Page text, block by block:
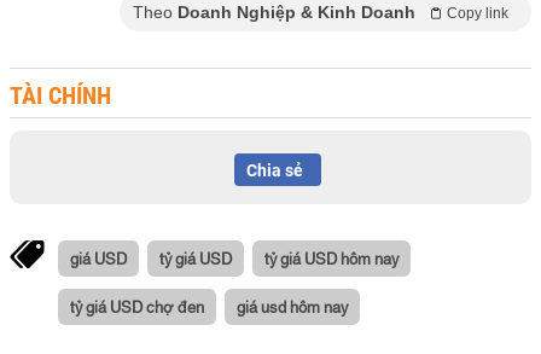
Theo Doanh Nghiệp & Kinh Doanh Copy link
TÀI CHÍNH
Chia sẻ
giá USD tỷ giá USD tỷ giá USD hôm nay
tỷ giá USD chợ đen giá usd hôm nay